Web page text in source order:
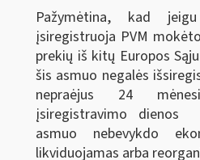
Pažymėtina, kad
įsiregistruoja PVM
prekių iš kitų Europos
šis asmuo negalės
nepraėjus 24
įsiregistravimo dienos
asmuo nebevykdo
likviduojamas arba